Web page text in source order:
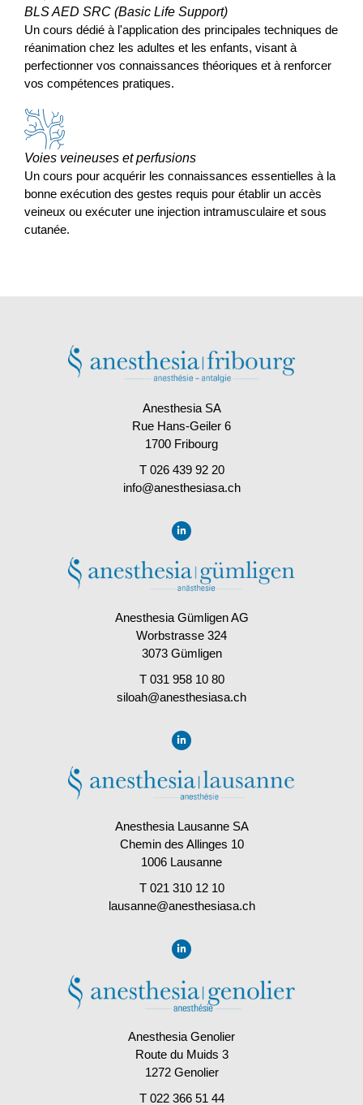
BLS AED SRC (Basic Life Support)
Un cours dédié à l'application des principales techniques de
réanimation chez les adultes et les enfants, visant à
perfectionner vos connaissances théoriques et à renforcer
vos compétences pratiques.
Voies veineuses et perfusions
Un cours pour acquérir les connaissances essentielles à la
bonne exécution des gestes requis pour établir un accès
veineux ou exécuter une injection intramusculaire et sous
cutanée.
Anesthesia SA
Rue Hans-Geiler 6
1700 Fribourg
T 026 439 92 20
info@anesthesiasa.ch
Anesthesia Gümligen AG
Worbstrasse 324
3073 Gümligen
T 031 958 10 80
siloah@anesthesiasa.ch
Anesthesia Lausanne SA
Chemin des Allinges 10
1006 Lausanne
T 021 310 12 10
lausanne@anesthesiasa.ch
Anesthesia Genolier
Route du Muids 3
1272 Genolier
T 022 366 51 44